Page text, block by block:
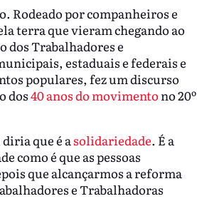
Rodeado por companheiros e
terra que vieram chegando ao
dos Trabalhadores e
estaduais e federais e
populares, fez um discurso
dos40 anos do movimento no 20º
diria que é asolidariedade. É a
como é que as pessoas
que alcançarmos a reforma
e Trabalhadoras